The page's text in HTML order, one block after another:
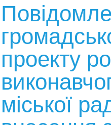
проекту
міської